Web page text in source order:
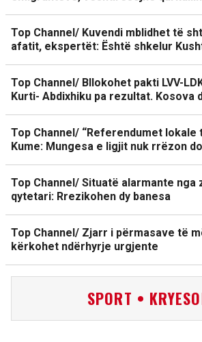
Top Channel/ Kuvendi mblidhet të
afatit, ekspertët: Është shkelur
Top Channel/ Bllokohet pakti LVV-
Kurti- Abdixhiku pa rezultat. Kosova
Top Channel/ “Referendumet lokale
Kume: Mungesa e ligjit nuk rrëzon
Top Channel/ Situatë alarmante nga
qytetari: Rrezikohen dy banesa
Top Channel/ Zjarr i përmasave të
kërkohet ndërhyrje urgjente
SPORT •